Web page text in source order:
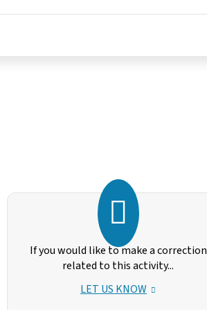
If you would like to make a correction
related to this activity...
LET US KNOW